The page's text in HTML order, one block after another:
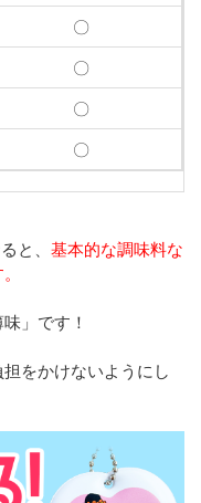
〇
〇
〇
〇
と、 基本的な調味料な
」です！
をかけないようにし